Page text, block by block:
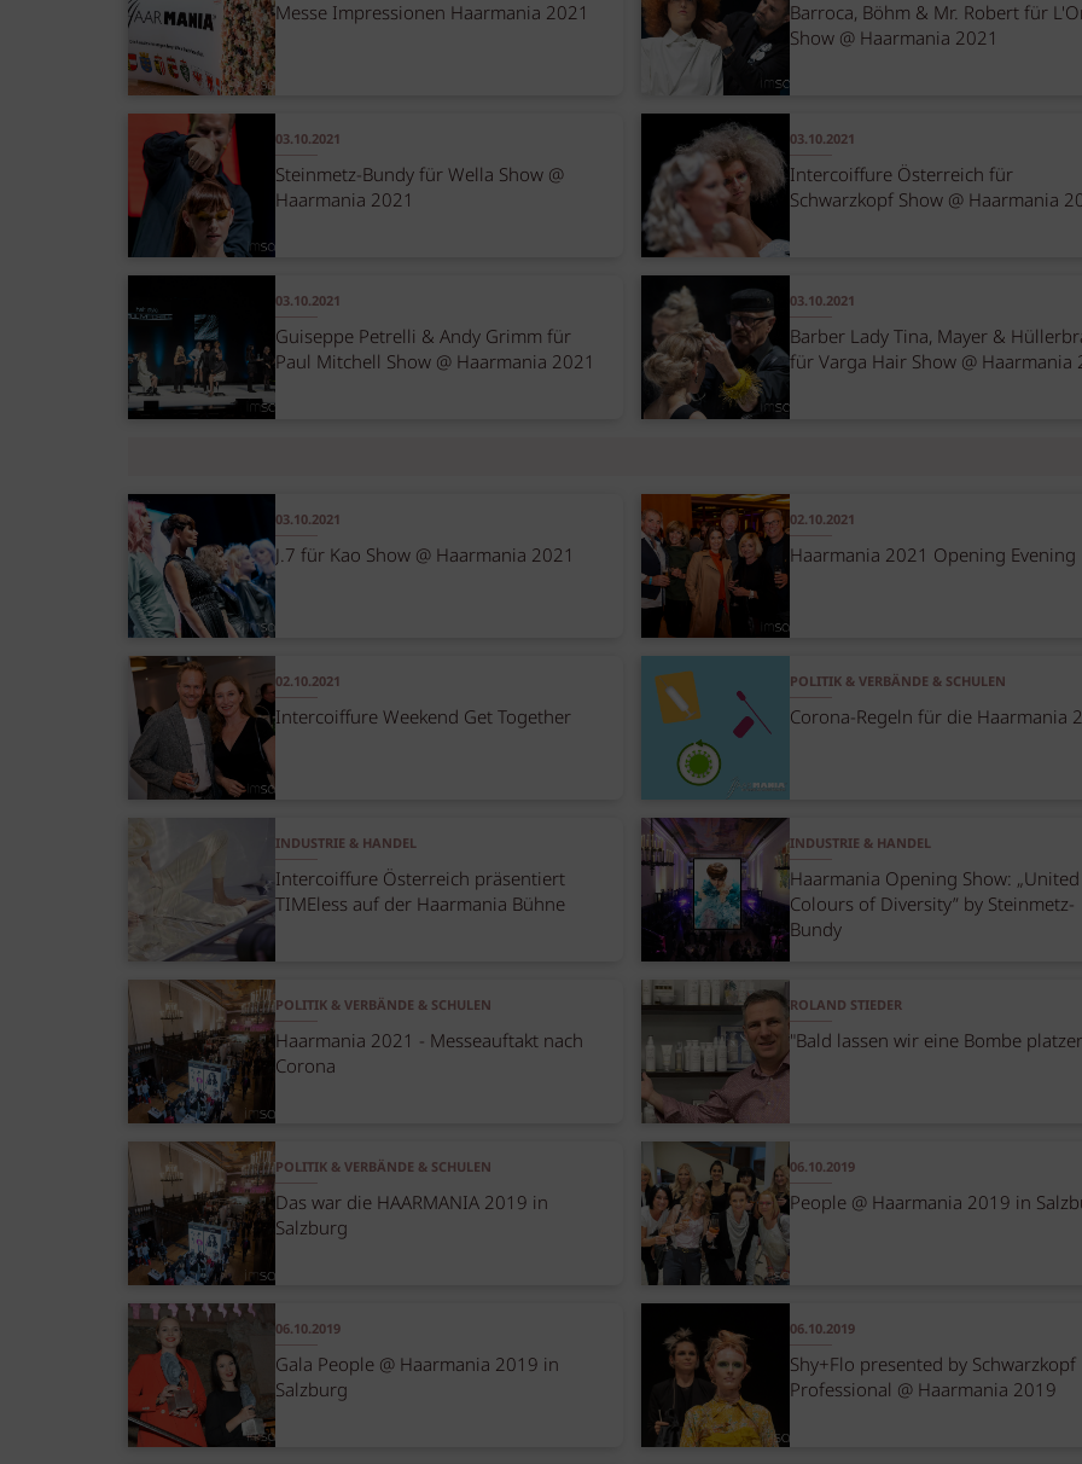
Messe Impressionen Haarmania 2021
Barroca, Böhm & Mr. Robert für
Show @ Haarmania 2021
03.10.2021
Steinmetz-Bundy für Wella Show @
Haarmania 2021
03.10.2021
Intercoiffure Österreich für
Schwarzkopf Show @ Haarmania
03.10.2021
Guiseppe Petrelli & Andy Grimm für
Paul Mitchell Show @ Haarmania 2021
03.10.2021
Barber Lady Tina, Mayer &
für Varga Hair Show @ Haarmania
03.10.2021
J.7 für Kao Show @ Haarmania 2021
02.10.2021
Haarmania 2021 Opening Evening
02.10.2021
Intercoiffure Weekend Get Together
POLITIK & VERBÄNDE & SCHULEN
Corona-Regeln für die Haarmania
INDUSTRIE & HANDEL
Intercoiffure Österreich präsentiert
TIMEless auf der Haarmania Bühne
INDUSTRIE & HANDEL
Haarmania Opening Show: „United
Colours of Diversity” by Steinmetz-
Bundy
POLITIK & VERBÄNDE & SCHULEN
Haarmania 2021 - Messeauftakt nach
Corona
ROLAND STIEDER
"Bald lassen wir eine Bombe
POLITIK & VERBÄNDE & SCHULEN
Das war die HAARMANIA 2019 in
Salzburg
06.10.2019
People @ Haarmania 2019 in
06.10.2019
Gala People @ Haarmania 2019 in
Salzburg
06.10.2019
Shy+Flo presented by Schwarzkopf
Professional @ Haarmania 2019